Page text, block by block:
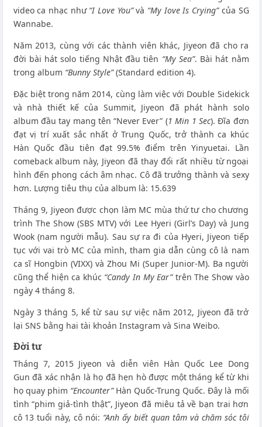
video ca nhạc như “I Love You”và “My Iove Is Crying”của SG
Wannabe.
Năm 2013, cùng với các thành viên khác, Jiyeon đã cho ra
đời bài hát solo tiếng Nhật đầu tiên “My Sea”. Bài hát nằm
trong album “Bunny Style”(Standard edition 4).
Đặc biệt trong năm 2014, cùng làm việc với Double Sidekick
và nhà thiết kế của Summit, Jiyeon đã phát hành solo
album đầu tay mang tên “Never Ever” (1 Min 1 Sec). Đĩa đơn
đạt vị trí xuất sắc nhất ở Trung Quốc, trở thành ca khúc
Hàn Quốc đầu tiên đạt 99.5% điểm trên Yinyuetai. Lần
comeback album này, Jiyeon đã thay đổi rất nhiều từ ngoại
hình đến phong cách âm nhạc. Cô đã trưởng thành và sexy
hơn. Lượng tiêu thụ của album là: 15.639
Tháng 9, Jiyeon được chọn làm MC mùa thứ tư cho chương
trình The Show (SBS MTV) với Lee Hyeri (Girl’s Day) và Jung
Wook (nam người mẫu). Sau sự ra đi của Hyeri, Jiyeon tiếp
tục với vai trò MC của mình, tham gia dẫn cùng cô là nam
ca sĩ Hongbin (VIXX) và Zhou Mi (Super Junior-M). Ba người
cũng thể hiện ca khúc “Candy In My Ear”trên The Show vào
ngày 4 tháng 8.
Ngày 3 tháng 5, kể từ sau sự việc năm 2012, Jiyeon đã trở
lại SNS bằng hai tài khoản Instagram và Sina Weibo.
Đời tư
Tháng 7, 2015 Jiyeon và diễn viên Hàn Quốc Lee Dong
Gun đã xác nhận là họ đã hẹn hò được một tháng kể từ khi
họ quay phim “Encounter”Hàn Quốc-Trung Quốc. Đây là mối
tình “phim giả-tình thật”, Jiyeon đã miêu tả về bạn trai hơn
cô 13 tuổi này, cô nói: “Anh ấy biết quan tâm và chăm sóc tôi